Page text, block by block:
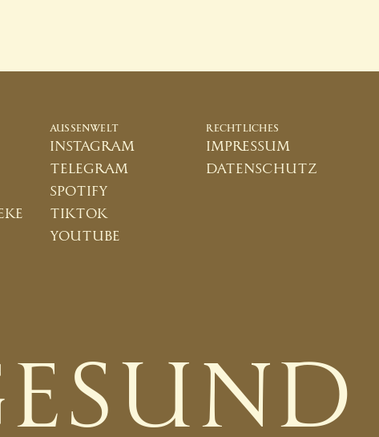
AUSSENWELT
instagram
telegram
spotify
tiktok
youtube
RECHTLICHES
impressum
datenschutz